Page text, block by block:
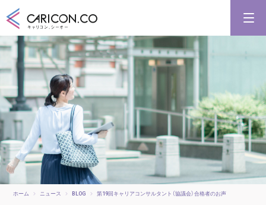
キャリアコンサルタント養成講習
キャリアコンサルタント更新講習
合格講座
キャリコンシーオーとは
キャリアコンサルタントとは
ホーム ニュース BLOG 第19回キャリアコンサルタント（協議会）合格者のお声